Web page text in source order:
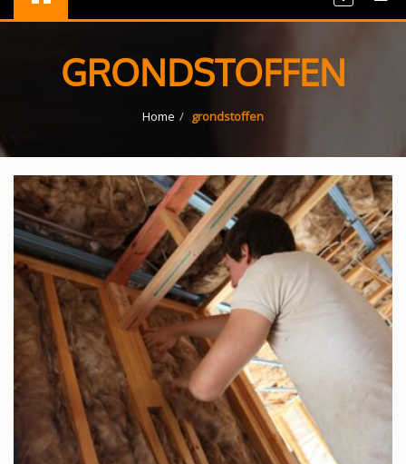
GRONDSTOFFEN
Home grondstoffen